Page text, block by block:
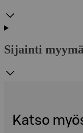
Sijainti
Katso